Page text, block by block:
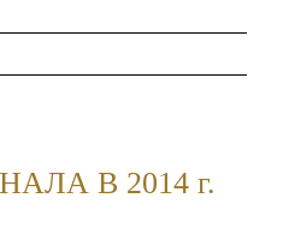
В 2014 г.